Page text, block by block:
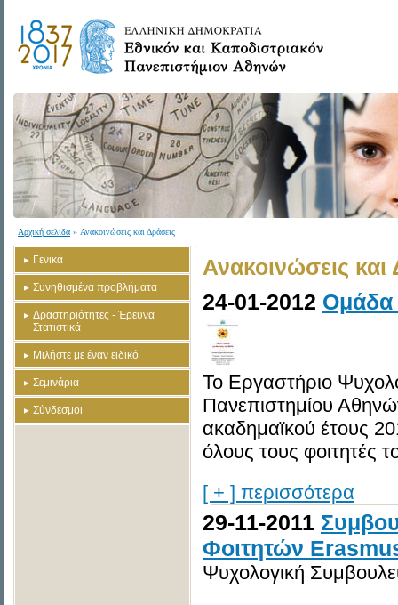
Αρχική σελίδα » Ανακοινώσεις και Δράσεις
Γενικά
Συνηθισμένα προβλήματα
Δραστηριότητες - Έρευνα
Στατιστικά
Μιλήστε με έναν ειδικό
Σεμινάρια
Σύνδεσμοι
Ανακοινώσεις και
24-01-2012 Ομάδα
Το Εργαστήριο
Πανεπιστημίου
ακαδημαϊκού έτους
όλους τους φοιτητές
[ + ] περισσότερα
29-11-2011
Φοιτητών
Ψυχολογική